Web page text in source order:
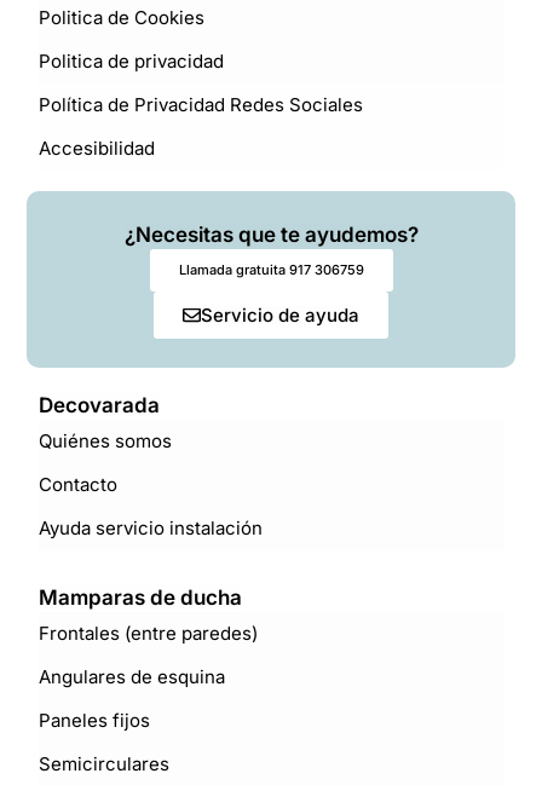
Politica de Cookies
Politica de privacidad
Política de Privacidad Redes Sociales
Accesibilidad
¿Necesitas que te ayudemos?
Llamada gratuita 917 306759
Servicio de ayuda
Decovarada
Quiénes somos
Contacto
Ayuda servicio instalación
Mamparas de ducha
Frontales (entre paredes)
Angulares de esquina
Paneles fijos
Semicirculares